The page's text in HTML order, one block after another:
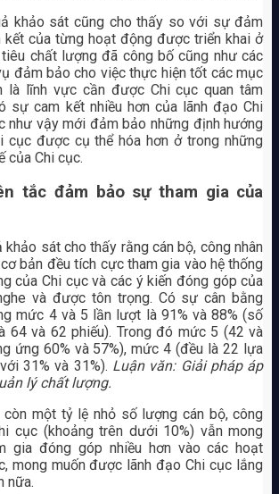
khảo sát cũng cho thấy so với sự đảm
của từng hoạt động được triển khai ở
chất lượng đã công bố cũng như các
đảm bảo cho việc thực hiện tốt các mục
là lĩnh vực cần được Chi cục quan tâm
sự cam kết nhiều hơn của lãnh đạo Chi
như vậy mới đảm bảo những định hướng
cục được cụ thể hóa hơn ở trong những
của Chi cục.
tắc đảm bảo sự tham gia của
khảo sát cho thấy rằng cán bộ, công nhân
bản đều tích cực tham gia vào hệ thống
của Chi cục và các ý kiến đóng góp của
và được tôn trọng. Có sự cân bằng
mức 4 và 5 lần lượt là 91% và 88% (số
64 và 62 phiếu). Trong đó mức 5 (42 và
ứng 60% và 57%), mức 4 (đều là 22 lựa
31% và 31%). Luận văn: Giải pháp áp
lý chất lượng.
còn một tỷ lệ nhỏ số lượng cán bộ, công
cục (khoảng trên dưới 10%) vẫn mong
gia đóng góp nhiều hơn vào các hoạt
mong muốn được lãnh đạo Chi cục lắng
nữa.